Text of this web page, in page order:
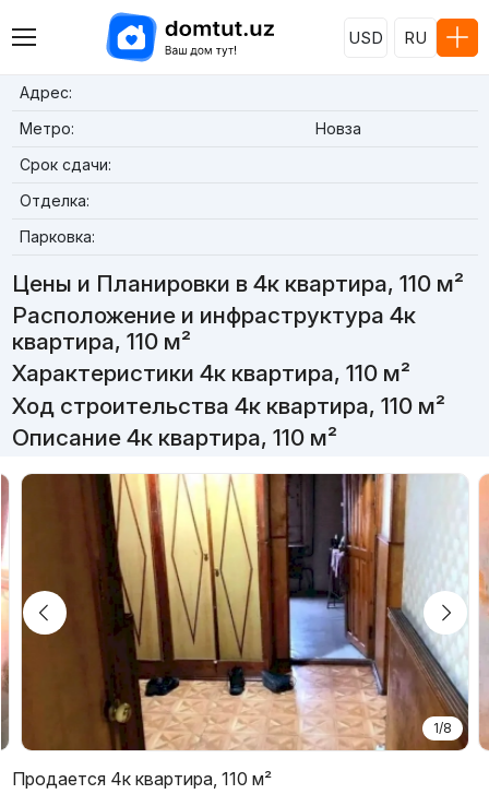
USD RU
Адрес:
Метро:
Новза
Срок сдачи:
Отделка:
Парковка:
Цены и Планировки в 4к квартира, 110 м²
Расположение и инфраструктура 4к
квартира, 110 м²
Характеристики 4к квартира, 110 м²
Ход строительства 4к квартира, 110 м²
Описание 4к квартира, 110 м²
1/8
Продается 4к квартира, 110 м²